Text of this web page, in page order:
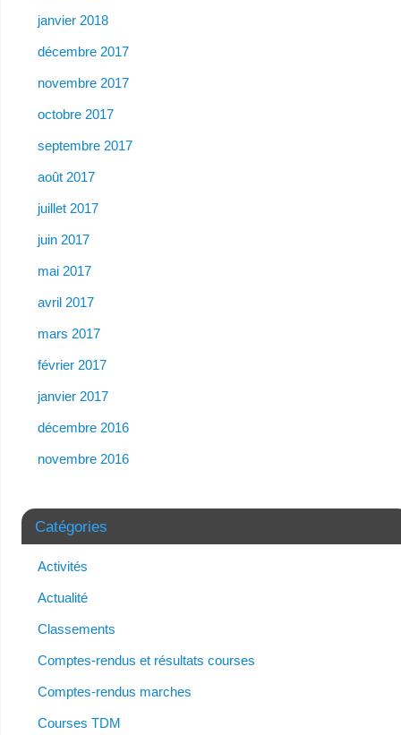
janvier 2018
décembre 2017
novembre 2017
octobre 2017
septembre 2017
août 2017
juillet 2017
juin 2017
mai 2017
avril 2017
mars 2017
février 2017
janvier 2017
décembre 2016
novembre 2016
Catégories
Activités
Actualité
Classements
Comptes-rendus et résultats courses
Comptes-rendus marches
Courses TDM